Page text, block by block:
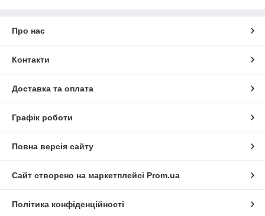
Про нас
Контакти
Доставка та оплата
Графік роботи
Повна версія сайту
Сайт створено на маркетплейсі Prom.ua
Політика конфіденційності